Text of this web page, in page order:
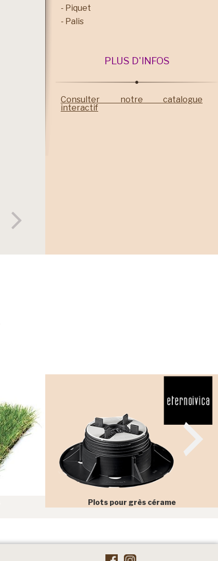
- Piquet
- Palis
PLUS D'INFOS
Consulter notre catalogue
interactif
Plots pour grès cérame